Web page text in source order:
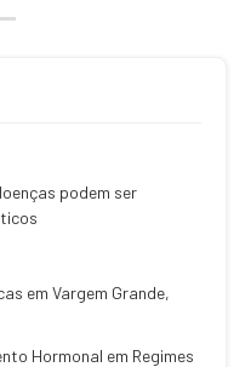
podem ser
em Vargem Grande,
Hormonal em Regimes